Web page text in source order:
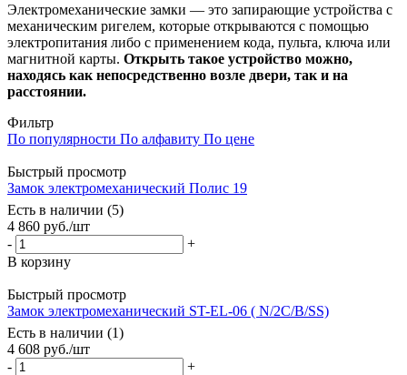
Электромеханические замки — это запирающие устройства с
механическим ригелем, которые открываются с помощью
электропитания либо с применением кода, пульта, ключа или
магнитной карты. Открыть такое устройство можно,
находясь как непосредственно возле двери, так и на
расстоянии.
Фильтр
По популярности По алфавиту По цене
Быстрый просмотр
Замок электромеханический Полис 19
Есть в наличии (5)
4 860 руб./шт
-
+
В корзину
Быстрый просмотр
Замок электромеханический ST-EL-06 ( N/2C/B/SS)
Есть в наличии (1)
4 608 руб./шт
-
+